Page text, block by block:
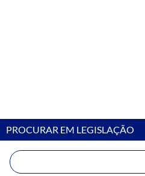
PROCURAR EM LEGISLAÇÃO